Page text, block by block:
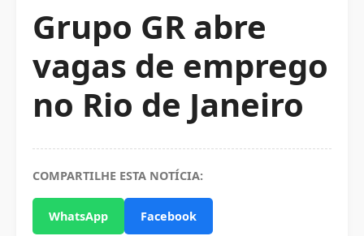
Grupo GR abre
vagas de emprego
no Rio de Janeiro
COMPARTILHE ESTA NOTÍCIA:
WhatsApp Facebook